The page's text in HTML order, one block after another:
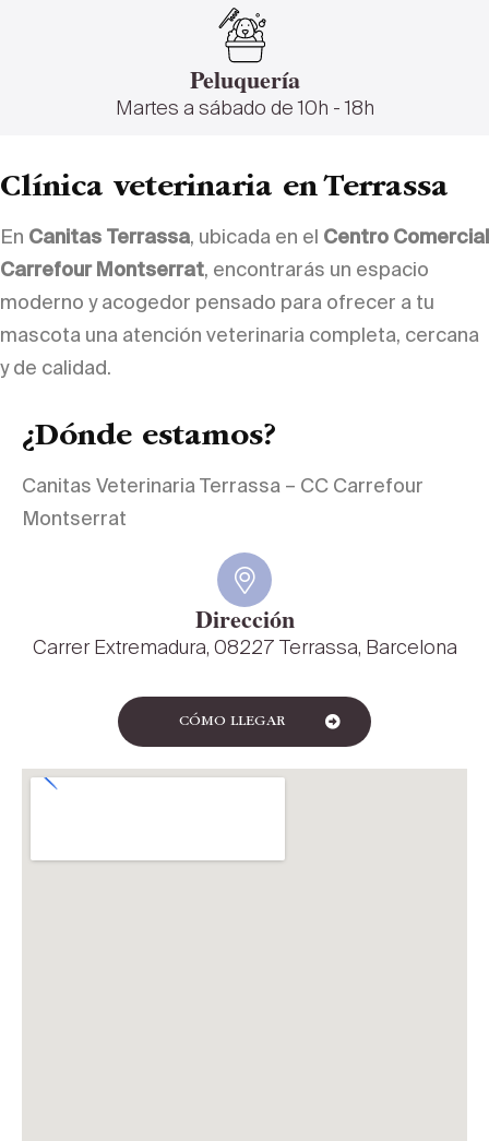
Peluquería
Martes a sábado de 10h - 18h
Clínica veterinaria en Terrassa
En Canitas Terrassa, ubicada en el Centro Comercial
Carrefour Montserrat, encontrarás un espacio
moderno y acogedor pensado para ofrecer a tu
mascota una atención veterinaria completa, cercana
y de calidad.
¿Dónde estamos?
Canitas Veterinaria Terrassa – CC Carrefour
Montserrat
Dirección
Carrer Extremadura, 08227 Terrassa, Barcelona
CÓMO LLEGAR